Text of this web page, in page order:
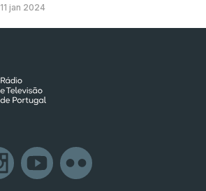
11 jan 2024